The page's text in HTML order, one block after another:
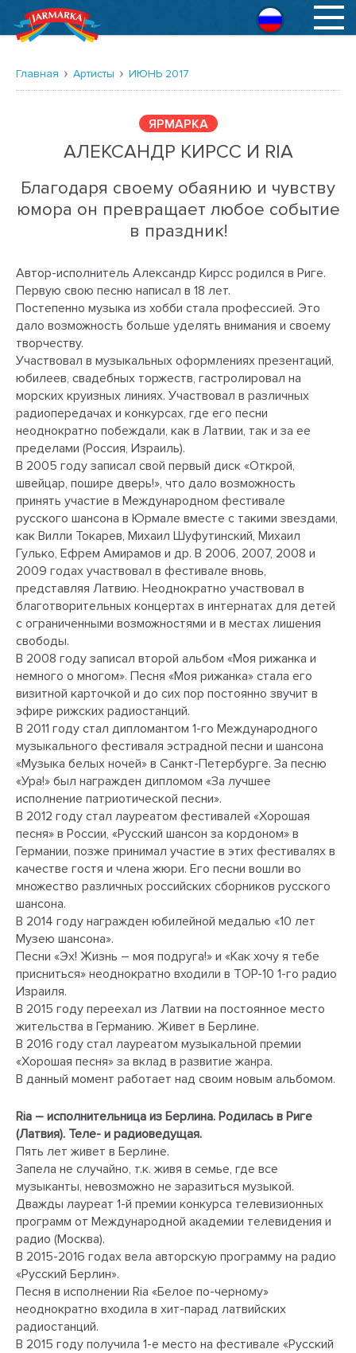
Русский
Главная Артисты ИЮНЬ 2017
ЯРМАРКА
АЛЕКСАНДР КИРСС И RIA
Благодаря своему обаянию и чувству
юмора он превращает любое событие
в праздник!
Автор-исполнитель Александр Кирсс родился в Риге.
Первую свою песню написал в 18 лет.
Постепенно музыка из хобби стала профессией. Это
дало возможность больше уделять внимания и своему
творчеству.
Участвовал в музыкальных оформлениях презентаций,
юбилеев, свадебных торжеств, гастролировал на
морских круизных линиях. Участвовал в различных
радиопередачах и конкурсах, где его песни
неоднократно побеждали, как в Латвии, так и за ее
пределами (Россия, Израиль).
В 2005 году записал свой первый диск «Открой,
швейцар, пошире дверь!», что дало возможность
принять участие в Международном фестивале
русского шансона в Юрмале вместе с такими звездами,
как Вилли Токарев, Михаил Шуфутинский, Михаил
Гулько, Ефрем Амирамов и др. В 2006, 2007, 2008 и
2009 годах участвовал в фестивале вновь,
представляя Латвию. Неоднократно участвовал в
благотворительных концертах в интернатах для детей
с ограниченными возможностями и в местах лишения
свободы.
В 2008 году записал второй альбом «Моя рижанка и
немного о многом». Песня «Моя рижанка» стала его
визитной карточкой и до сих пор постоянно звучит в
эфире рижских радиостанций.
В 2011 году стал дипломантом 1-го Международного
музыкального фестиваля эстрадной песни и шансона
«Музыка белых ночей» в Санкт-Петербурге. За песню
«Ура!» был награжден дипломом «За лучшее
исполнение патриотической песни».
В 2012 году стал лауреатом фестивалей «Хорошая
песня» в России, «Русский шансон за кордоном» в
Германии, позже принимал участие в этих фестивалях в
качестве гостя и члена жюри. Его песни вошли во
множество различных российских сборников русского
шансона.
В 2014 году награжден юбилейной медалью «10 лет
Музею шансона».
Песни «Эх! Жизнь – моя подруга!» и «Как хочу я тебе
присниться» неоднократно входили в ТОР-10 1-го радио
Израиля.
В 2015 году переехал из Латвии на постоянное место
жительства в Германию. Живет в Берлине.
В 2016 году стал лауреатом музыкальной премии
«Хорошая песня» за вклад в развитие жанра.
В данный момент работает над своим новым альбомом.
Ria – исполнительница из Берлина. Родилась в Риге
(Латвия). Теле- и радиоведущая.
Пять лет живет в Берлине.
Запела не случайно, т.к. живя в семье, где все
музыканты, невозможно не заразиться музыкой.
Дважды лауреат 1-й премии конкурса телевизионных
программ от Международной академии телевидения и
радио (Москва).
В 2015-2016 годах вела авторскую программу на радио
«Русский Берлин».
Песня в исполнении Ria «Белое по-черному»
неоднократно входила в хит-парад латвийских
радиостанций.
В 2015 году получила 1-e место на фестивале «Русский